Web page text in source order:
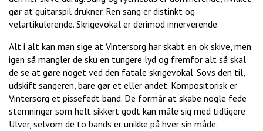
gør at guitarspil drukner. Ren sang er distinkt og
velartikulerende. Skrigevokal er derimod innerverende.
Alt i alt kan man sige at Vintersorg har skabt en ok skive, men
igen så mangler de sku en tungere lyd og fremfor alt så skal
de se at gøre noget ved den fatale skrigevokal. Sovs den til,
udskift sangeren, bare gør et eller andet. Kompositorisk er
Vintersorg et pissefedt band. De formår at skabe nogle fede
stemninger som helt sikkert godt kan måle sig med tidligere
Ulver, selvom de to bands er unikke på hver sin måde.